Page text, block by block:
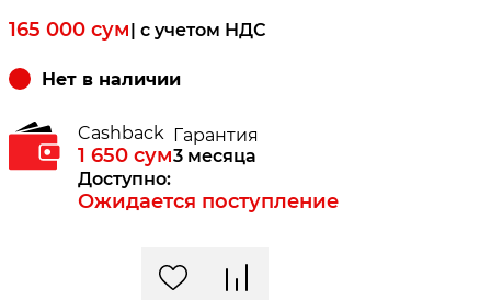
165 000 сум| c учетом НДС
Нет в наличии
Cashback
1 650 сум
Гарантия
3 месяца
Доступно:
Ожидается поступление